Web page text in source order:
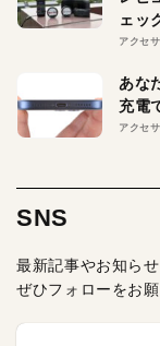
ェッ
アクセ
あな
充電
アクセ
SNS
最新記事やお知ら
ぜひフォローをお願